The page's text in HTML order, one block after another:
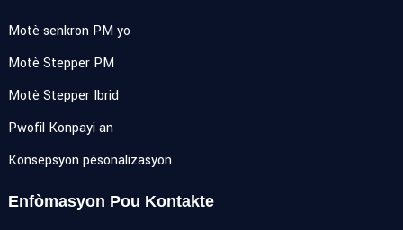
Motè senkron PM yo
Motè Stepper PM
Motè Stepper Ibrid
Pwofil Konpayi an
Konsepsyon pèsonalizasyon
Enfòmasyon Pou Kontakte